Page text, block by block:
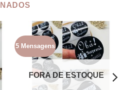
5 Mensagens
FORA DE ESTOQUE